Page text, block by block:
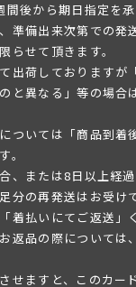
間後から期日指定を
準備出来次第での発
らせて頂きます。
出荷しておりますが
と異なる」等の場合
ついては「商品到着
。
、または8日以上経
分の再発送はお受け
着払いにてご返送」
返品の際については
せますと、このカー